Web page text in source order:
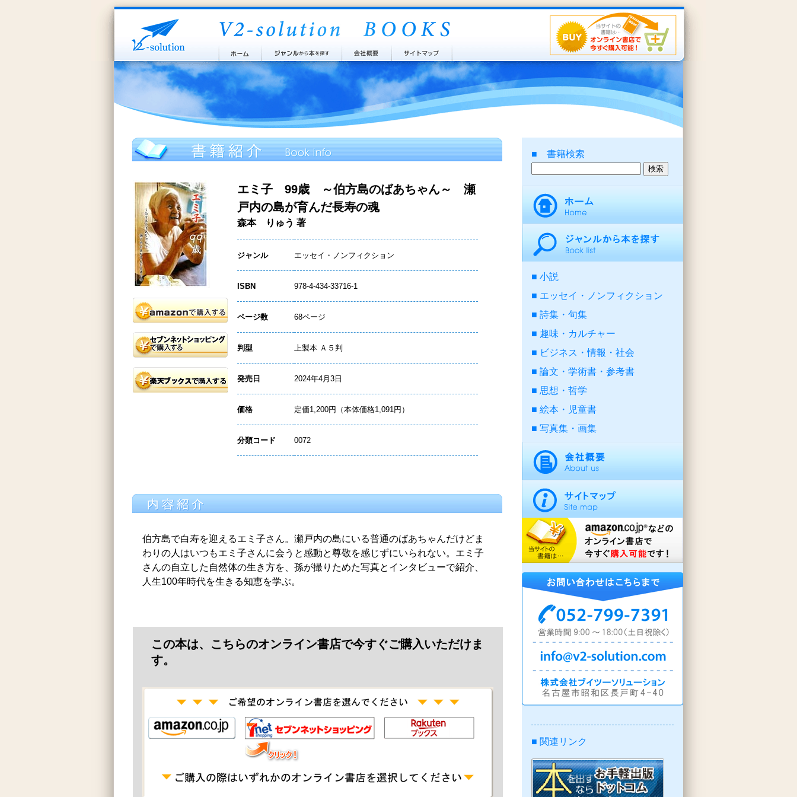
エミ子 99歳 ～伯方島のばあちゃん～ 瀬
戸内の島が育んだ長寿の魂
森本 りゅう 著
ジャンル エッセイ・ノンフィクション
ISBN 978-4-434-33716-1
ページ数 68ページ
判型 上製本 Ａ５判
発売日 2024年4月3日
価格 定価1,200円（本体価格1,091円）
分類コード 0072
伯方島で白寿を迎えるエミ子さん。瀬戸内の島にいる普通のばあちゃんだけどま
わりの人はいつもエミ子さんに会うと感動と尊敬を感じずにいられない。エミ子
さんの自立した自然体の生き方を、孫が撮りためた写真とインタビューで紹介、
人生100年時代を生きる知恵を学ぶ。
この本は、こちらのオンライン書店で今すぐご購入いただけま
す。
■ 書籍検索
小説
エッセイ・ノンフィクション
詩集・句集
趣味・カルチャー
ビジネス・情報・社会
論文・学術書・参考書
思想・哲学
絵本・児童書
写真集・画集
■ 関連リンク